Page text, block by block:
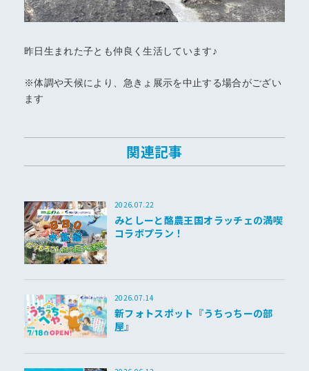
昨日生まれた子とも仲良く生活しています♪
※体調や天候により、急きょ展示を中止する場合がござい
ます
関連記事
2026.07.22
みとしーと酪農王国オラッチェの満喫
コラボプラン！
2026.07.14
新フォトスポット『うちっちーの部
屋』